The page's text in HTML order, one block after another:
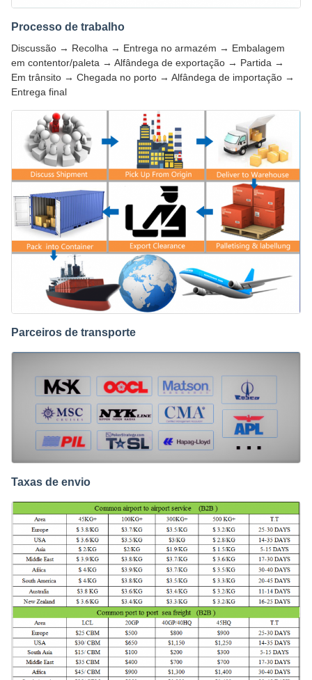
Processo de trabalho
Discussão → Recolha → Entrega no armazém → Embalagem
em contentor/paleta → Alfândega de exportação → Partida →
Em trânsito → Chegada no porto → Alfândega de importação →
Entrega final
Parceiros de transporte
Taxas de envio